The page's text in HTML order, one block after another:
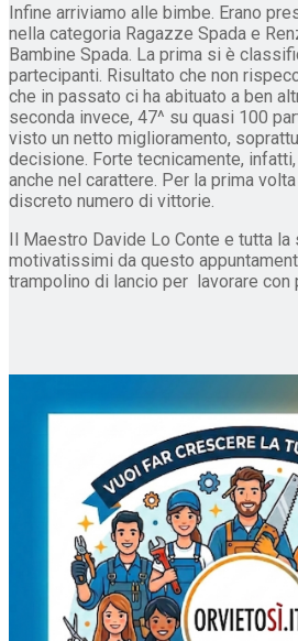
Infine arriviamo alle bimbe. Erano
nella categoria Ragazze Spada e
Bambine Spada. La prima si è
partecipanti. Risultato che non
che in passato ci ha abituato a ben
seconda invece, 47^ su quasi 100
visto un netto miglioramento,
decisione. Forte tecnicamente,
anche nel carattere. Per la prima
discreto numero di vittorie.
Il Maestro Davide Lo Conte e tutta la
motivatissimi da questo
trampolino di lancio per lavorare con